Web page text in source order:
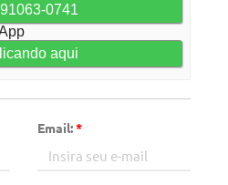
0741
aqui
Email:*